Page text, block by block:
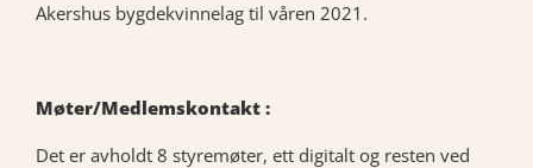
Akershus bygdekvinnelag til våren 2021.
Møter/Medlemskontakt :
Det er avholdt 8 styremøter, ett digitalt og resten ved